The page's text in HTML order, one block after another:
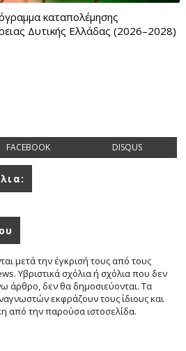
καταπολέμησης
Δυτικής Ελλάδας (2026–2028)
FACEBOOK DISQUS
μετά την έγκρισή τους από τους
Υβριστικά σχόλια ή σχόλια που δεν
άρθρο, δεν θα δημοσιεύονται. Τα
εκφράζουν τους ίδιους και
από την παρούσα ιστοσελίδα.